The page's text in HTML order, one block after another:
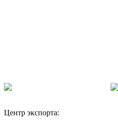
Центр экспорта: